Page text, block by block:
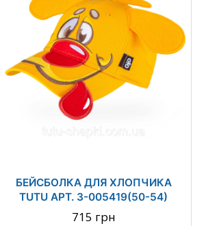
БЕЙСБОЛКА ДЛЯ ХЛОПЧИКА
TUTU АРТ. 3-005419(50-54)
715 грн